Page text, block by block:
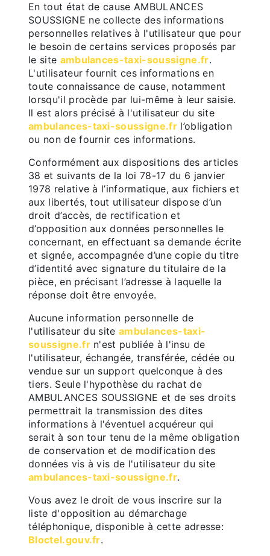
En tout état de cause AMBULANCES
SOUSSIGNE ne collecte des informations
personnelles relatives à l'utilisateur que pour
le besoin de certains services proposés par
le site ambulances-taxi-soussigne.fr.
L'utilisateur fournit ces informations en
toute connaissance de cause, notamment
lorsqu'il procède par lui-même à leur saisie.
Il est alors précisé à l'utilisateur du site
ambulances-taxi-soussigne.frl’obligation
ou non de fournir ces informations.
Conformément aux dispositions des articles
38 et suivants de la loi 78-17 du 6 janvier
1978 relative à l’informatique, aux fichiers et
aux libertés, tout utilisateur dispose d’un
droit d’accès, de rectification et
d’opposition aux données personnelles le
concernant, en effectuant sa demande écrite
et signée, accompagnée d’une copie du titre
d’identité avec signature du titulaire de la
pièce, en précisant l’adresse à laquelle la
réponse doit être envoyée.
Aucune information personnelle de
l'utilisateur du siteambulances-taxi-
soussigne.frn'est publiée à l'insu de
l'utilisateur, échangée, transférée, cédée ou
vendue sur un support quelconque à des
tiers. Seule l'hypothèse du rachat de
AMBULANCES SOUSSIGNE et de ses droits
permettrait la transmission des dites
informations à l'éventuel acquéreur qui
serait à son tour tenu de la même obligation
de conservation et de modification des
données vis à vis de l'utilisateur du site
ambulances-taxi-soussigne.fr.
Vous avez le droit de vous inscrire sur la
liste d'opposition au démarchage
téléphonique, disponible à cette adresse:
Bloctel.gouv.fr.